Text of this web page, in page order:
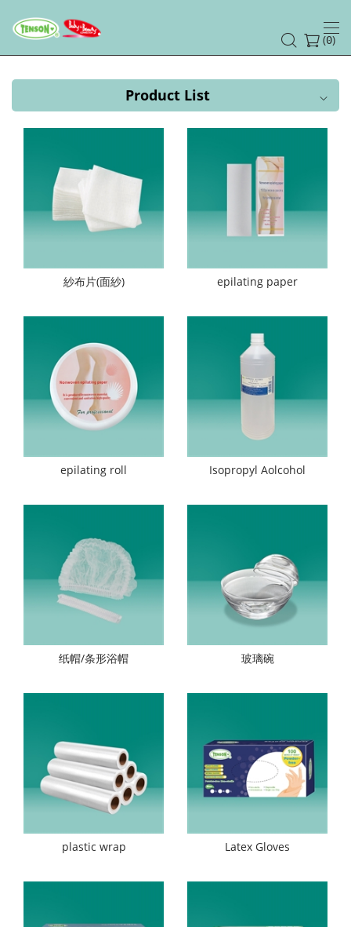
(0)
Product List
紗布片(面紗) epilating paper
epilating roll Isopropyl Aolcohol
纸帽/条形浴帽 玻璃碗
plastic wrap Latex Gloves